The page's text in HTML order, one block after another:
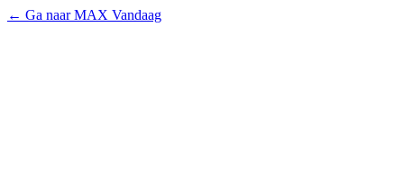
← Ga naar MAX Vandaag